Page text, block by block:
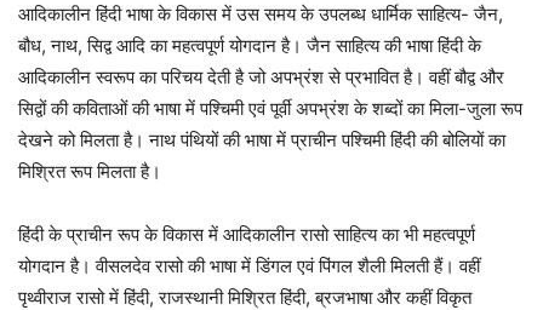
आदिकालीन हिंदी भाषा के विकास में उस समय के उपलब्ध धार्मिक साहित्य- जैन,
बौध, नाथ, सिद्व आदि का महत्वपूर्ण योगदान है। जैन साहित्य की भाषा हिंदी के
आदिकालीन स्वरूप का परिचय देती है जो अपभ्रंश से प्रभावित है। वहीं बौद्व और
सिद्वों की कविताओं की भाषा में पश्चिमी एवं पूर्वी अपभ्रंश के शब्दों का मिला-जुला रूप
देखने को मिलता है। नाथ पंथियों की भाषा में प्राचीन पश्चिमी हिंदी की बोलियों का
मिश्रित रूप मिलता है।
हिंदी के प्राचीन रूप के विकास में आदिकालीन रासो साहित्य का भी महत्वपूर्ण
योगदान है। वीसलदेव रासो की भाषा में डिंगल एवं पिंगल शैली मिलती हैं। वहीं
पृथ्वीराज रासो में हिंदी, राजस्थानी मिश्रित हिंदी, ब्रजभाषा और कहीं विकृत